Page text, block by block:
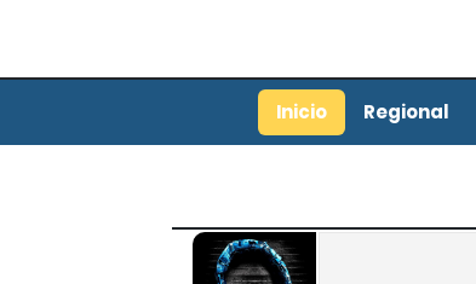
Inicio Regional